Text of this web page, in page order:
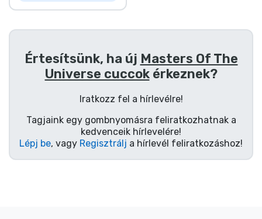
Értesítsünk, ha új Masters Of The
Universe cuccokérkeznek?
Iratkozz fel a hírlevélre!
Tagjaink egy gombnyomásra feliratkozhatnak a
kedvenceik hírlevelére!
Lépj be, vagy Regisztrálj a hírlevél feliratkozáshoz!
Gamer cuccok
Sportos cuccok
Zenés cuccok
Terméktípusok